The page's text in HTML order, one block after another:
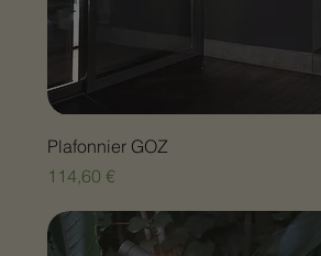
Plafonnier GOZ
Prix
114,60 €